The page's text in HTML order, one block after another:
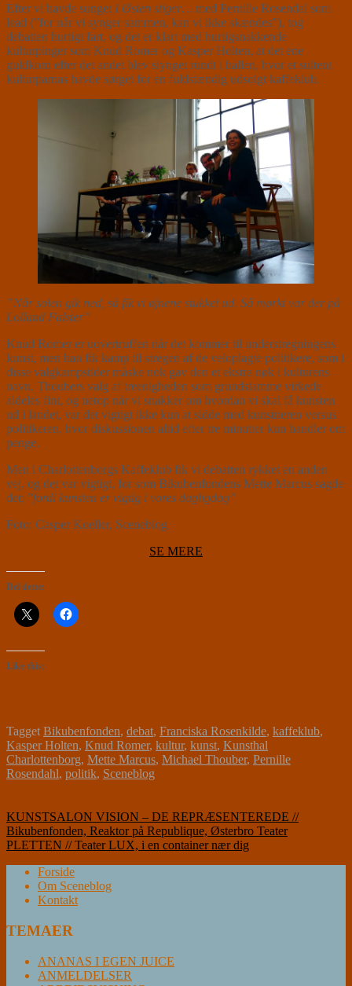
Efter vi havde sunget I Østen stiger… med Pernille Rosendal som
lead (”for når vi synger sammen, kan vi ikke skændes”), tog
debatten hurtigt fart, og det er klart med hurtigsnakkende
kulturpinger som Knud Romer og Kasper Holten, at det ene
guldkorn efter det andet blev slynget rundt i hallen, hvor et sultent
kulturparnas havde sørget for en fuldstændig udsolgt kaffeklub.
”Når solen gik ned, så fik vi øjnene stukket ud. Så mørkt var der på
Lolland Falster”
Knud Romer er uovertruffen når det kommer til understregningens
kunst, men han fik kamp til stregen af de veloplagte politikere, som i
disse valgkampstider måske nok gav den et ekstra nøk i kulturens
navn. Thoubers valg af treenigheden som grundstamme virkede
aldeles fint, og netop når vi snakker om hvordan vi skal få kunsten
ud i landet, var det vigtigt ikke kun at sidde med kunstneren versus
politikeren, hvor diskussionen altid efter tre minutter kun handler om
penge.
Men i Charlottenborgs Kaffeklub fik vi debatten rykket en anden
vej, og det var vigtigt, for som Bikubenfondens Mette Marcus sagde
det; ”fordi kunsten er vigtig i vores dagligdag”
Foto: Casper Koeller, Sceneblog
SE MERE
Del dette:
Like this:
Tagget Bikubenfonden, debat, Franciska Rosenkilde, kaffeklub,
Kasper Holten, Knud Romer, kultur, kunst, Kunsthal
Charlottenborg, Mette Marcus, Michael Thouber, Pernille
Rosendahl, politik, Sceneblog
Indlægsnavigation
KUNSTSALON VISION – DE REPRÆSENTEREDE //
Bikubenfonden, Reaktor på Republique, Østerbro Teater
PLETTEN // Teater LUX, i en container nær dig
Forside
Om Sceneblog
Kontakt
TEMAER
ANANAS I EGEN JUICE
ANMELDELSER